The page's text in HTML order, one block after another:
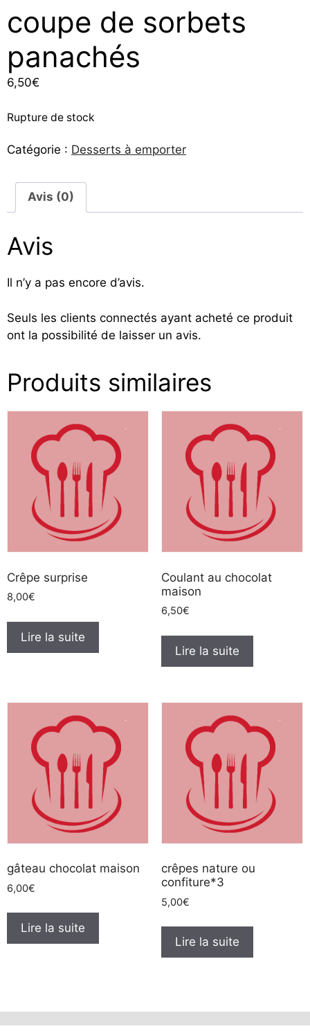
coupe de sorbets
panachés
6,50€
Rupture de stock
Catégorie : Desserts à emporter
Avis (0)
Avis
Il n’y a pas encore d’avis.
Seuls les clients connectés ayant acheté ce produit
ont la possibilité de laisser un avis.
Produits similaires
Crêpe surprise
8,00€
Lire la suite
Coulant au chocolat
maison
6,50€
Lire la suite
gâteau chocolat maison
6,00€
Lire la suite
crêpes nature ou
confiture*3
5,00€
Lire la suite